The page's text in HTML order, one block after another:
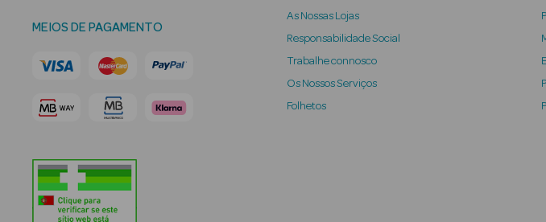
MEIOS DE PAGAMENTO
As Nossas Lojas
Responsabilidade Social
Trabalhe connosco
Os Nossos Serviços
Folhetos